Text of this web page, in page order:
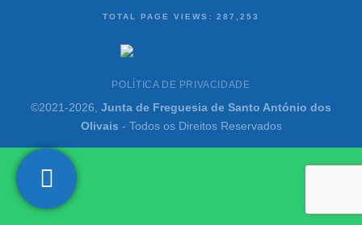
TOTAL PAGE VIEWS: 287,253
POLÍTICA DE PRIVACIDADE
©2021-2026, Junta de Freguesia de Santo António dos
Olivais - Todos os Direitos Reservados